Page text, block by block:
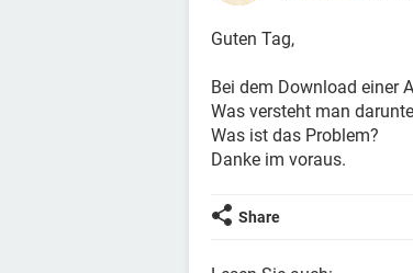
Guten Tag,
Bei dem Download einer
Was versteht man
Was ist das Problem?
Danke im voraus.
Share